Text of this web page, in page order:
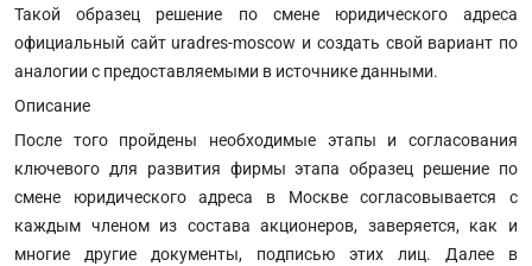
Такой образец решение по смене юридического адреса
официальный сайт uradres-moscow и создать свой вариант по
аналогии с предоставляемыми в источнике данными.
Описание
После того пройдены необходимые этапы и согласования
ключевого для развития фирмы этапа образец решение по
смене юридического адреса в Москве согласовывается с
каждым членом из состава акционеров, заверяется, как и
многие другие документы, подписью этих лиц. Далее в